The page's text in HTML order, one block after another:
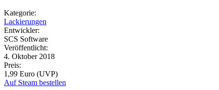
Kategorie:
Lackierungen
Entwickler:
SCS Software
Veröffentlicht:
4. Oktober 2018
Preis:
1,99 Euro (UVP)
Auf Steam bestellen